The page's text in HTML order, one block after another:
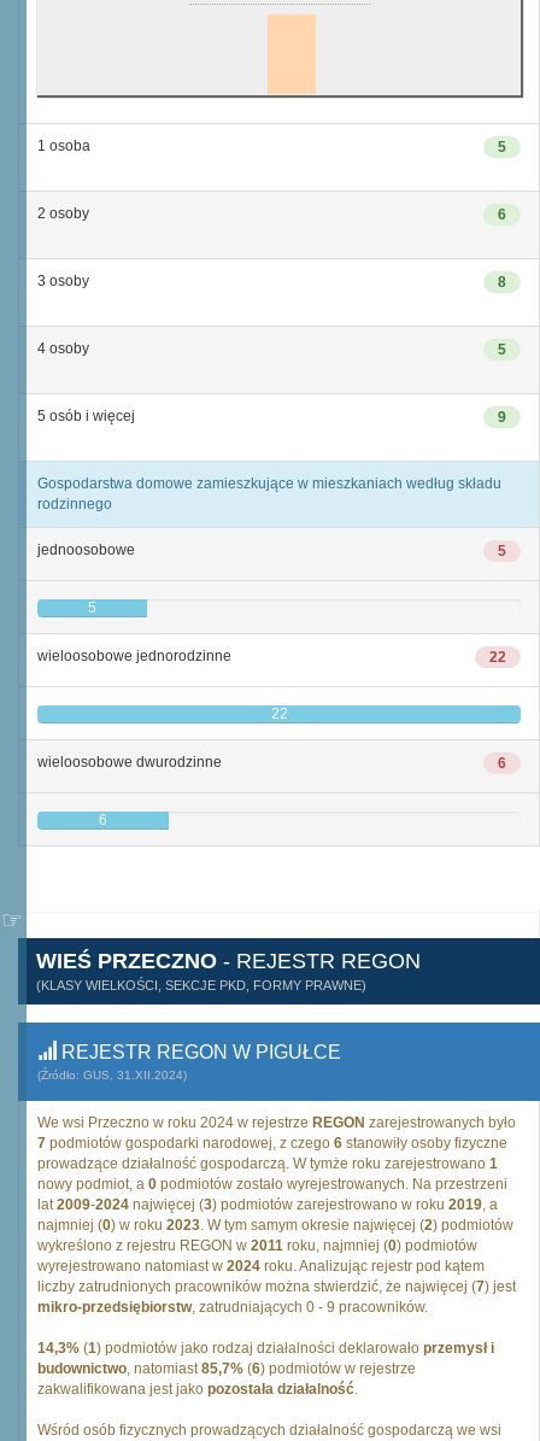
5
1 osoba
6
2 osoby
8
3 osoby
5
4 osoby
9
5 osób i więcej
Gospodarstwa domowe zamieszkujące w mieszkaniach według składu
rodzinnego
5
jednoosobowe
5
22
wieloosobowe jednorodzinne
22
6
wieloosobowe dwurodzinne
6
WIEŚ PRZECZNO - REJESTR REGON
(KLASY WIELKOŚCI, SEKCJE PKD, FORMY PRAWNE)
REJESTR REGON W PIGUŁCE
(Źródło: GUS, 31.XII.2024)
We wsi Przeczno w roku 2024 w rejestrze REGON zarejestrowanych było
7 podmiotów gospodarki narodowej, z czego 6 stanowiły osoby fizyczne
prowadzące działalność gospodarczą. W tymże roku zarejestrowano 1
nowy podmiot, a 0 podmiotów zostało wyrejestrowanych. Na przestrzeni
lat2009-2024 najwięcej (3) podmiotów zarejestrowano w roku 2019, a
najmniej (0) w roku 2023. W tym samym okresie najwięcej (2) podmiotów
wykreślono z rejestru REGON w 2011 roku, najmniej (0) podmiotów
wyrejestrowano natomiast w 2024 roku. Analizując rejestr pod kątem
liczby zatrudnionych pracowników można stwierdzić, że najwięcej (7) jest
mikro-przedsiębiorstw, zatrudniających 0 - 9 pracowników.
14,3% (1) podmiotów jako rodzaj działalności deklarowało przemysł i
budownictwo, natomiast85,7% (6) podmiotów w rejestrze
zakwalifikowana jest jako pozostała działalność.
Wśród osób fizycznych prowadzących działalność gospodarczą we wsi